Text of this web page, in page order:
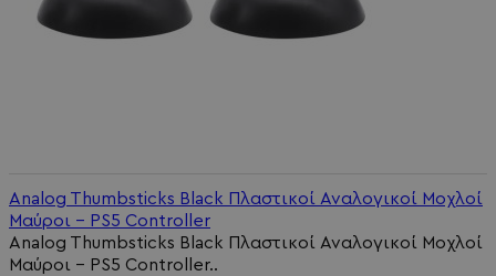
Analog Thumbsticks Black Πλαστικοί Αναλογικοί Μοχλοί
Μαύροι - PS5 Controller
Analog Thumbsticks Black Πλαστικοί Αναλογικοί Μοχλοί
Μαύροι - PS5 Controller..